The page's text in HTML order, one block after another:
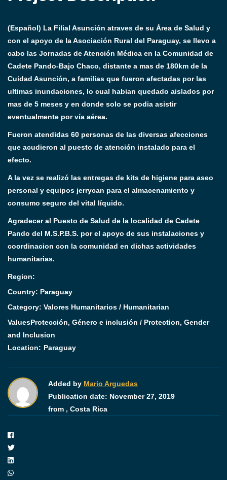
(Español) La Filial Asunción atraves de su Área de Salud y
con el apoyo de la Asociación Rural del Paraguay, se llevo a
cabo las Jornadas de Atención Médica en la Comunidad de
Cadete Pando-Bajo Chaco, distante a mas de 180km de la
Cuidad Asunción, a familias que fueron afectadas por las
ultimas inundaciones, lo cual habian quedado aislados por
mas de 5 meses y en donde solo se podia asistir
eventualmente por vía aérea.
Fueron atendidas 60 personas de las diversas afecciones
que acudieron al puesto de atención instalado para el
efecto.
A la vez se realizó las entregas de kits de higiene para aseo
personal y equipos jerrycan para el almacenamiento y
consumo seguro del vital líquido.
Agradecer al Puesto de Salud de la localidad de Cadete
Pando del M.S.P.B.S. por el apoyo de sus instalaciones y
coordinacion con la comunidad en dichas actividades
humanitarias.
Region:
Country: Paraguay
Category: Valores Humanitarios / Humanitarian
ValuesProtección, Género e inclusión / Protection, Gender
and Inclusion
Location: Paraguay
Added by Mario Arguedas
Publication date: November 27, 2019
from , Costa Rica